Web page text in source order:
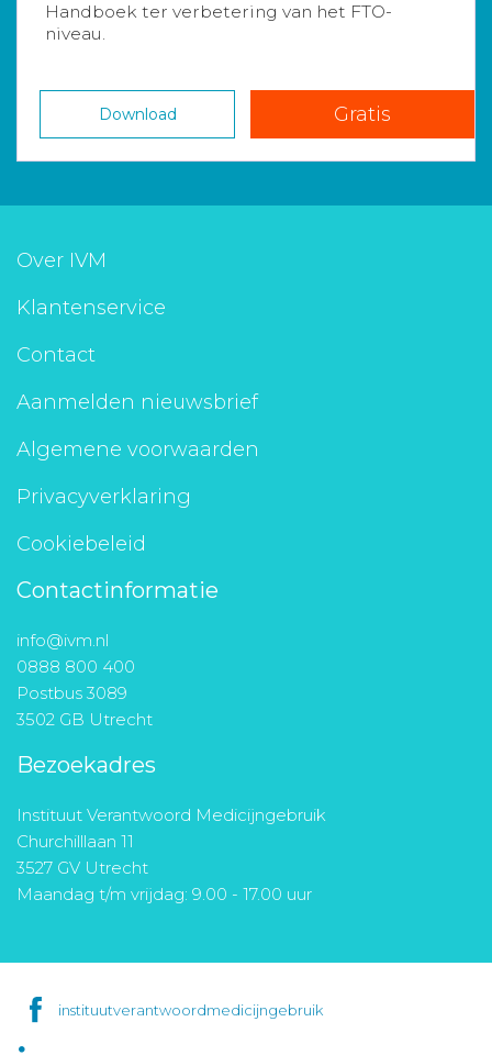
Handboek ter verbetering van het FTO-
niveau.
Download Gratis
Over IVM
Klantenservice
Contact
Aanmelden nieuwsbrief
Algemene voorwaarden
Privacyverklaring
Cookiebeleid
Contactinformatie
info@ivm.nl
0888 800 400
Postbus 3089
3502 GB Utrecht
Bezoekadres
Instituut Verantwoord Medicijngebruik
Churchilllaan 11
3527 GV Utrecht
Maandag t/m vrijdag: 9.00 - 17.00 uur
instituutverantwoordmedicijngebruik